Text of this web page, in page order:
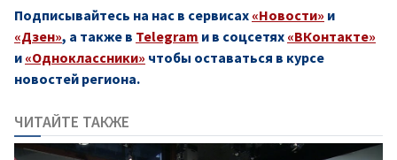
Подписывайтесь на нас в сервисах «Новости» и
«Дзен», а также в Telegram и в соцсетях «ВКонтакте»
и «Одноклассники» чтобы оставаться в курсе
новостей региона.
ЧИТАЙТЕ ТАКЖЕ